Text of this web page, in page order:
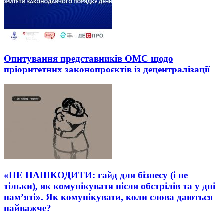
Опитування представників ОМС щодо
пріоритетних законопроєктів із децентралізації
«НЕ НАШКОДИТИ: гайд для бізнесу (і не
тільки), як комунікувати після обстрілів та у дні
пам’яті». Як комунікувати, коли слова даються
найважче?